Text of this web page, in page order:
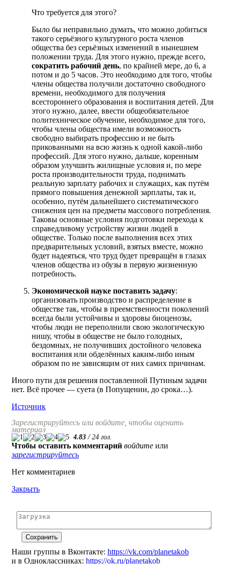
Что требуется для этого?
Было бы неправильно думать, что можно добиться
такого серьёзного культурного роста членов
общества без серьёзных изменений в нынешнем
положении труда. Для этого нужно, прежде всего,
сократить рабочий день, по крайней мере, до 6, а
потом и до 5 часов. Это необходимо для того, чтобы
члены общества получили достаточно свободного
времени, необходимого для получения
всестороннего образования и воспитания детей. Для
этого нужно, далее, ввести общеобязательное
политехническое обучение, необходимое для того,
чтобы члены общества имели возможность
свободно выбирать профессию и не быть
прикованными на всю жизнь к одной какой-либо
профессий. Для этого нужно, дальше, коренным
образом улучшить жилищные условия и, по мере
роста производительности труда, поднимать
реальную зарплату рабочих и служащих, как путём
прямого повышения денежной зарплаты, так и,
особенно, путём дальнейшего систематического
снижения цен на предметы массового потребления.
Таковы основные условия подготовки перехода к
справедливому устройству жизни людей в
обществе. Только после выполнения всех этих
предварительных условий, взятых вместе, можно
будет надеяться, что труд будет превращён в глазах
членов общества из обузы в первую жизненную
потребность.
Экономической науке поставить задачу:
организовать производство и распределение в
обществе так, чтобы в преемственности поколений
всегда были устойчивы и здоровы биоценозы,
чтобы люди не переполнили свою экологическую
нишу, чтобы в обществе не было голодных,
бездомных, не получивших достойного человека
воспитания или обделённых каким-либо иным
образом по не зависящим от них самих причинам.
Иного пути для решения поставленной Путиным задачи
нет. Всё прочее — суета (в Попущении, до срока…).
Источник
Зарегистрируйтесь или войдите, чтобы оценить
материал
4.83 / 24 гол.
Чтобы оставить комментарий войдите или
зарегистрируйтесь
Нет комментариев
Закрыть
Наши группы в Вконтакте: https://vk.com/planetakob
и в Одноклассниках: https://ok.ru/planetakob